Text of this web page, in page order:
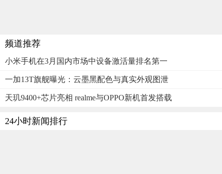
频道推荐
小米手机在3月国内市场中设备激活量排名第一
一加13T旗舰曝光：云墨黑配色与真实外观图泄
天玑9400+芯片亮相 realme与OPPO新机首发搭载
24小时新闻排行